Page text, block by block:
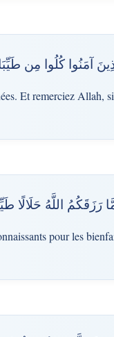
آمَنُوا كُلُوا مِن
Et remerciez Allah,
رَزَقَكُمُ اللَّهُ حَلَالًا
pour les